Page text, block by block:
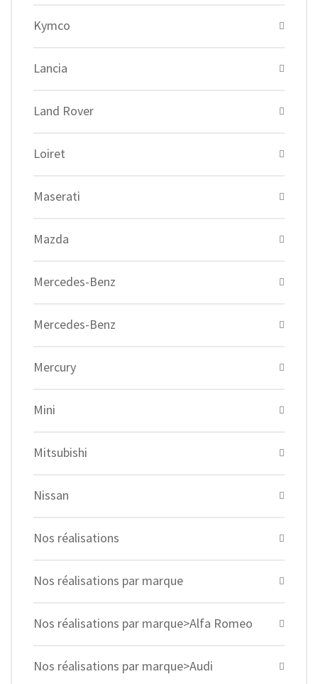
Kymco
Lancia
Land Rover
Loiret
Maserati
Mazda
Mercedes-Benz
Mercedes-Benz
Mercury
Mini
Mitsubishi
Nissan
Nos réalisations
Nos réalisations par marque
Nos réalisations par marque>Alfa Romeo
Nos réalisations par marque>Audi